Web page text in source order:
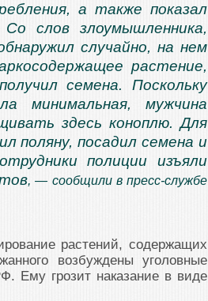
а также показал
слов злоумышленника,
случайно, на нем
растение,
семена. Поскольку
минимальная, мужчина
здесь коноплю. Для
поляну, посадил семена и
полиции изъяли
, — сообщили в пресс-службе
растений, содержащих
возбуждены уголовные
Ему грозит наказание в виде